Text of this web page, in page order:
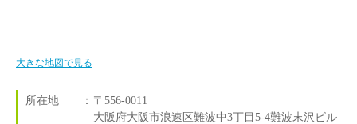
大きな地図で見る
所在地 ： 〒556-0011
大阪府大阪市浪速区難波中3丁目5-4難波末沢ビル